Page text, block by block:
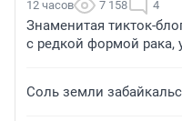
12 часов 7 158 4
Знаменитая тикток-
с редкой формой рака,
Соль земли